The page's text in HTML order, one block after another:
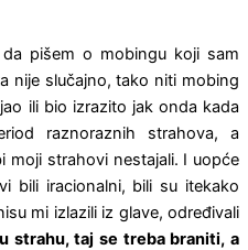
pišem o mobingu koji sam
nije slučajno, tako niti mobing
ili bio izrazito jak onda kada
raznoraznih strahova, a
moji strahovi nestajali. I uopće
bili iracionalni, bili su itekako
mi izlazili iz glave, određivali
strahu, taj se treba braniti, a